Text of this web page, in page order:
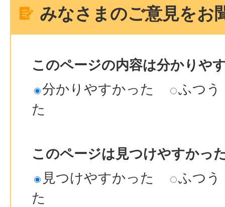
みなさまのご意見をお
このページの内容は分かりや
分かりやすかった
ふつう
た
このページは見つけやすかっ
見つけやすかった
ふつう
た